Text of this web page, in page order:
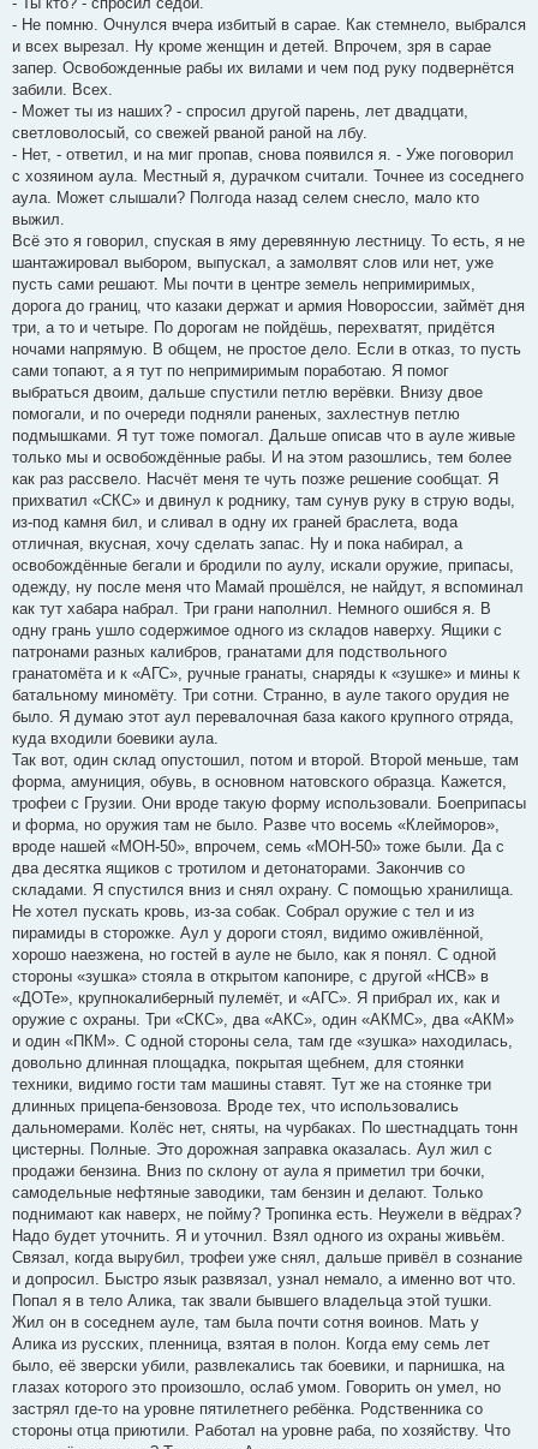
- Не помню. Очнулся вчера избитый в сарае. Как стемнело, выбрался
и всех вырезал. Ну кроме женщин и детей. Впрочем, зря в сарае
запер. Освобожденные рабы их вилами и чем под руку подвернётся
забили. Всех.
- Может ты из наших? - спросил другой парень, лет двадцати,
светловолосый, со свежей рваной раной на лбу.
- Нет, - ответил, и на миг пропав, снова появился я. - Уже поговорил
с хозяином аула. Местный я, дурачком считали. Точнее из соседнего
аула. Может слышали? Полгода назад селем снесло, мало кто
выжил.
Всё это я говорил, спуская в яму деревянную лестницу. То есть, я не
шантажировал выбором, выпускал, а замолвят слов или нет, уже
пусть сами решают. Мы почти в центре земель непримиримых,
дорога до границ, что казаки держат и армия Новороссии, займёт дня
три, а то и четыре. По дорогам не пойдёшь, перехватят, придётся
ночами напрямую. В общем, не простое дело. Если в отказ, то пусть
сами топают, а я тут по непримиримым поработаю. Я помог
выбраться двоим, дальше спустили петлю верёвки. Внизу двое
помогали, и по очереди подняли раненых, захлестнув петлю
подмышками. Я тут тоже помогал. Дальше описав что в ауле живые
только мы и освобождённые рабы. И на этом разошлись, тем более
как раз рассвело. Насчёт меня те чуть позже решение сообщат. Я
прихватил «СКС» и двинул к роднику, там сунув руку в струю воды,
из-под камня бил, и сливал в одну их граней браслета, вода
отличная, вкусная, хочу сделать запас. Ну и пока набирал, а
освобождённые бегали и бродили по аулу, искали оружие, припасы,
одежду, ну после меня что Мамай прошёлся, не найдут, я вспоминал
как тут хабара набрал. Три грани наполнил. Немного ошибся я. В
одну грань ушло содержимое одного из складов наверху. Ящики с
патронами разных калибров, гранатами для подствольного
гранатомёта и к «АГС», ручные гранаты, снаряды к «зушке» и мины к
батальному миномёту. Три сотни. Странно, в ауле такого орудия не
было. Я думаю этот аул перевалочная база какого крупного отряда,
куда входили боевики аула.
Так вот, один склад опустошил, потом и второй. Второй меньше, там
форма, амуниция, обувь, в основном натовского образца. Кажется,
трофеи с Грузии. Они вроде такую форму использовали. Боеприпасы
и форма, но оружия там не было. Разве что восемь «Клейморов»,
вроде нашей «МОН-50», впрочем, семь «МОН-50» тоже были. Да с
два десятка ящиков с тротилом и детонаторами. Закончив со
складами. Я спустился вниз и снял охрану. С помощью хранилища.
Не хотел пускать кровь, из-за собак. Собрал оружие с тел и из
пирамиды в сторожке. Аул у дороги стоял, видимо оживлённой,
хорошо наезжена, но гостей в ауле не было, как я понял. С одной
стороны «зушка» стояла в открытом капонире, с другой «НСВ» в
«ДОТе», крупнокалиберный пулемёт, и «АГС». Я прибрал их, как и
оружие с охраны. Три «СКС», два «АКС», один «АКМС», два «АКМ»
и один «ПКМ». С одной стороны села, там где «зушка» находилась,
довольно длинная площадка, покрытая щебнем, для стоянки
техники, видимо гости там машины ставят. Тут же на стоянке три
длинных прицепа-бензовоза. Вроде тех, что использовались
дальномерами. Колёс нет, сняты, на чурбаках. По шестнадцать тонн
цистерны. Полные. Это дорожная заправка оказалась. Аул жил с
продажи бензина. Вниз по склону от аула я приметил три бочки,
самодельные нефтяные заводики, там бензин и делают. Только
поднимают как наверх, не пойму? Тропинка есть. Неужели в вёдрах?
Надо будет уточнить. Я и уточнил. Взял одного из охраны живьём.
Связал, когда вырубил, трофеи уже снял, дальше привёл в сознание
и допросил. Быстро язык развязал, узнал немало, а именно вот что.
Попал я в тело Алика, так звали бывшего владельца этой тушки.
Жил он в соседнем ауле, там была почти сотня воинов. Мать у
Алика из русских, пленница, взятая в полон. Когда ему семь лет
было, её зверски убили, развлекались так боевики, и парнишка, на
глазах которого это произошло, ослаб умом. Говорить он умел, но
застрял где-то на уровне пятилетнего ребёнка. Родственника со
стороны отца приютили. Работал на уровне раба, по хозяйству. Что